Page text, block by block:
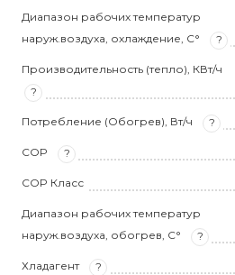
Диапазон рабочих температур
наруж.воздуха, охлаждение, С°
?
Производительность (тепло), КВт/ч
?
Потребление (Обогрев), Вт/ч ?
COP ?
COP Класс
Диапазон рабочих температур
наруж.воздуха, обогрев, С°
?
Хладагент ?